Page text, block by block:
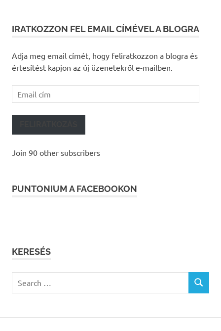
IRATKOZZON FEL EMAIL CÍMÉVEL A BLOGRA
Adja meg email címét, hogy feliratkozzon a blogra és
értesítést kapjon az új üzenetekről e-mailben.
Email
cím
Join 90 other subscribers
PUNTONIUM A FACEBOOKON
KERESÉS
for:
SEARCH